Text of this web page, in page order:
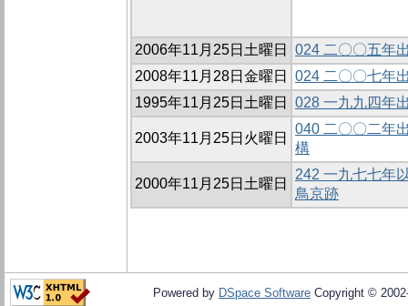
2006年11月25日土曜日
024 二〇〇五年
2008年11月28日金曜日
024 二〇〇七年
1995年11月25日土曜日
028 一九九四年
2003年11月25日火曜日
040 二〇〇二年
構
2000年11月25日土曜日
242 一九七七年
鳥京跡
Powered by DSpace Software Copyright ©